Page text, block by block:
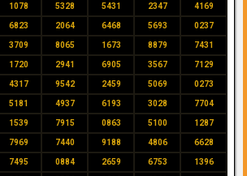
1078 5328 5431 2347 4169
6823 2064 6468 5693 0237
3709 8065 1673 8879 7431
1720 2941 6905 3567 7129
4317 9542 2459 5069 0273
5181 4937 6193 3028 7704
1539 7915 0863 5100 1287
7969 7440 9188 4806 6628
7495 0884 2659 6753 1396